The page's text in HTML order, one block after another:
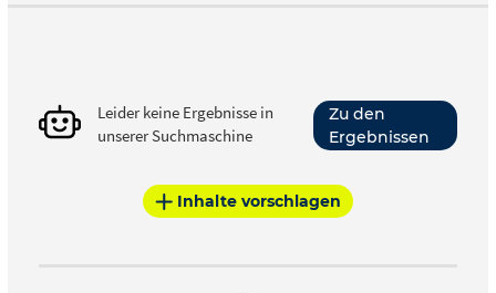
Leider keine Ergebnisse in
unserer Suchmaschine
Zu den
Ergebnissen
Inhalte vorschlagen